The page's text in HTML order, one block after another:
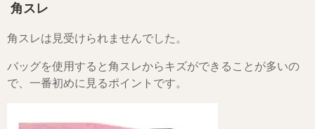
角スレ
角スレは見受けられませんでした。
バッグを使用すると角スレからキズができることが多いの
で、一番初めに見るポイントです。